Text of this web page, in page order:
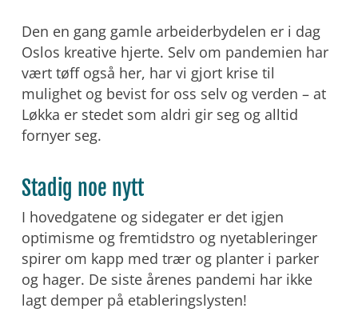
Den en gang gamle arbeiderbydelen er i dag
Oslos kreative hjerte. Selv om pandemien har
vært tøff også her, har vi gjort krise til
mulighet og bevist for oss selv og verden – at
Løkka er stedet som aldri gir seg og alltid
fornyer seg.
Stadig noe nytt
I hovedgatene og sidegater er det igjen
optimisme og fremtidstro og nyetableringer
spirer om kapp med trær og planter i parker
og hager. De siste årenes pandemi har ikke
lagt demper på etableringslysten!